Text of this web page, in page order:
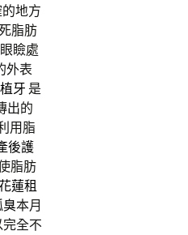
地方
脂肪
瞼處
外表
植牙 是
出的
用脂
後護
脂肪
蓮租
臭本月
完全不